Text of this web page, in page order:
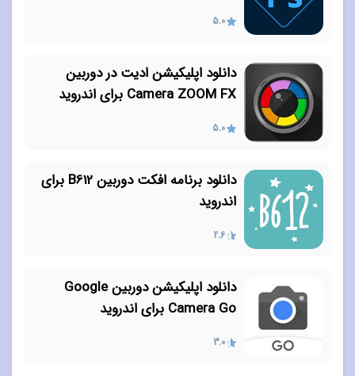
5.0
دانلود اپلیکیشن ادیت در دوربین
Camera ZOOM FX برای اندروید
5.0
دانلود برنامه افکت دوربین B612 برای
اندروید
2.6
دانلود اپلیکیشن دوربین Google
Camera Go برای اندروید
3.0